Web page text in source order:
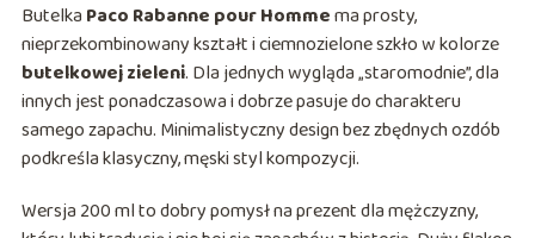
Butelka Paco Rabanne pour Hommema prosty,
nieprzekombinowany kształt i ciemnozielone szkło w kolorze
butelkowej zieleni. Dla jednych wygląda „staromodnie”, dla
innych jest ponadczasowa i dobrze pasuje do charakteru
samego zapachu. Minimalistyczny design bez zbędnych ozdób
podkreśla klasyczny, męski styl kompozycji.
Wersja 200 ml to dobry pomysł na prezent dla mężczyzny,